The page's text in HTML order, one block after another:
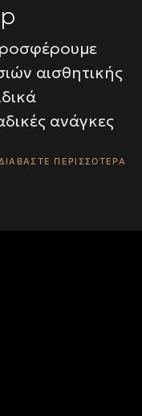
αισθητικής
ανάγκες
ΠΕΡΙΣΣΟΤΕΡΑ